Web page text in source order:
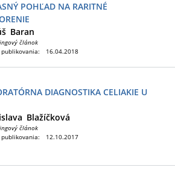
POHĽAD NA RARITNÉ
Baran
článok
16.04.2018
DIAGNOSTIKA CELIAKIE U
Blažíčková
článok
12.10.2017